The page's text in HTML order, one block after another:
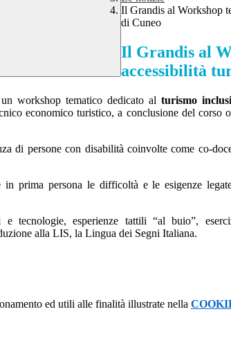
Il Grandis al Workshop
di Cuneo
Il Grandis al
accessibilità
workshop tematico dedicato alturismo
economico turistico, a conclusione del corso
di persone con disabilità coinvolte come co-
prima persona le difficoltà e le esigenze
tecnologie, esperienze tattili “al buio”,
alla LIS, la Lingua dei Segni Italiana.
ed utili alle finalità illustrate nella